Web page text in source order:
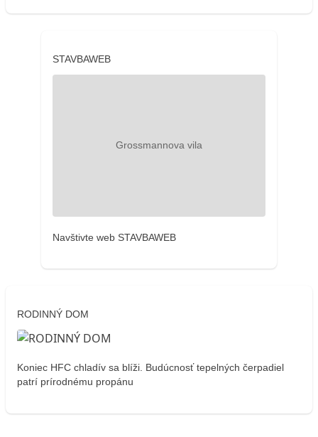
STAVBAWEB
Navštivte web STAVBAWEB
RODINNÝ DOM
Koniec HFC chladív sa blíži. Budúcnosť tepelných čerpadiel
patrí prírodnému propánu